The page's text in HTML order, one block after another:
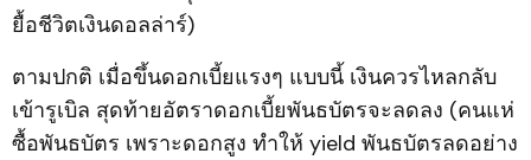
ยื้อชีวิตเงินดอลล่าร์)
ตามปกติ เมื่อขึ้นดอกเบี้ยแรงๆ แบบนี้ เงินควรไหลกลับ
เข้ารูเบิล สุดท้ายอัตราดอกเบี้ยพันธบัตรจะลดลง (คนแห่
ซื้อพันธบัตร เพราะดอกสูง ทำให้ yield พันธบัตรลดอย่าง